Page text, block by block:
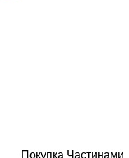
Покупка Частинами